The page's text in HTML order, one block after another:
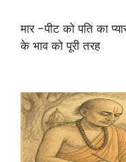
मार -पीट को पति का
के भाव को पूरी तरह